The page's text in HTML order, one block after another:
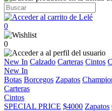
0
0
New In Calzado Carteras Cintos
New In
Botas Borcegos Zapatos
Carteras
Cintos
SPECIAL PRICE $4000 Zapatos